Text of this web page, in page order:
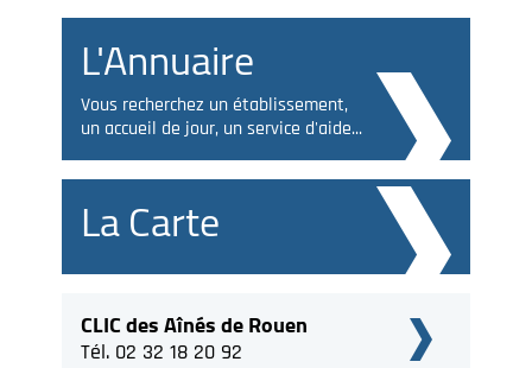
L'Annuaire
Vous recherchez un établissement,
un accueil de jour, un service d'aide...
La Carte
CLIC des Aînés de Rouen
Tél. 02 32 18 20 92